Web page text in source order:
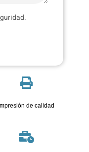
Impresión de calidad